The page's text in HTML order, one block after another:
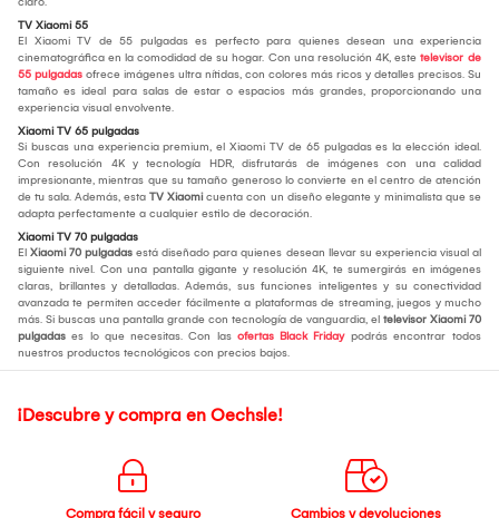
TV Xiaomi 55
El Xiaomi TV de 55 pulgadas es perfecto para quienes desean una experiencia
cinematográfica en la comodidad de su hogar. Con una resolución 4K, este televisor de
55 pulgadas ofrece imágenes ultra nítidas, con colores más ricos y detalles precisos. Su
tamaño es ideal para salas de estar o espacios más grandes, proporcionando una
experiencia visual envolvente.
Xiaomi TV 65 pulgadas
Si buscas una experiencia premium, el Xiaomi TV de 65 pulgadas es la elección ideal.
Con resolución 4K y tecnología HDR, disfrutarás de imágenes con una calidad
impresionante, mientras que su tamaño generoso lo convierte en el centro de atención
de tu sala. Además, esta TV Xiaomi cuenta con un diseño elegante y minimalista que se
adapta perfectamente a cualquier estilo de decoración.
Xiaomi TV 70 pulgadas
El Xiaomi 70 pulgadas está diseñado para quienes desean llevar su experiencia visual al
siguiente nivel. Con una pantalla gigante y resolución 4K, te sumergirás en imágenes
claras, brillantes y detalladas. Además, sus funciones inteligentes y su conectividad
avanzada te permiten acceder fácilmente a plataformas de streaming, juegos y mucho
más. Si buscas una pantalla grande con tecnología de vanguardia, el televisor Xiaomi 70
pulgadas es lo que necesitas. Con las ofertas Black Fridaypodrás encontrar todos
nuestros productos tecnológicos con precios bajos.
¡Descubre y compra en Oechsle!
Compra fácil y seguro
Cambios y devoluciones